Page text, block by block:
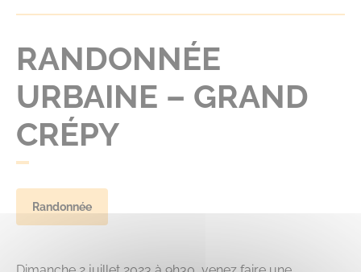
RANDONNÉE
URBAINE – GRAND
CRÉPY
Randonnée